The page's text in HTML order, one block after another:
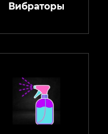
Вибраторы